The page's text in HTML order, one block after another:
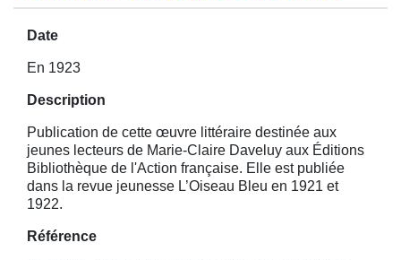
Date
En 1923
Description
Publication de cette œuvre littéraire destinée aux
jeunes lecteurs de Marie-Claire Daveluy aux Éditions
Bibliothèque de l'Action française. Elle est publiée
dans la revue jeunesse L’Oiseau Bleu en 1921 et
1922.
Référence